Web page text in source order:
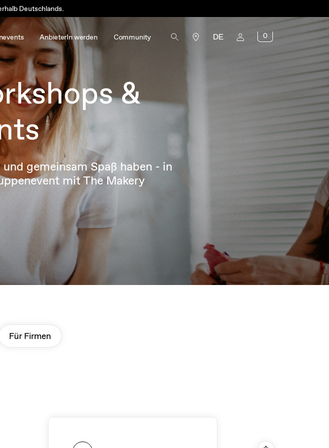
Deutschlands.
AnbieterIn werden Community DE 0
&
gemeinsam Spaß haben - in
mit The Makery
Für Firmen